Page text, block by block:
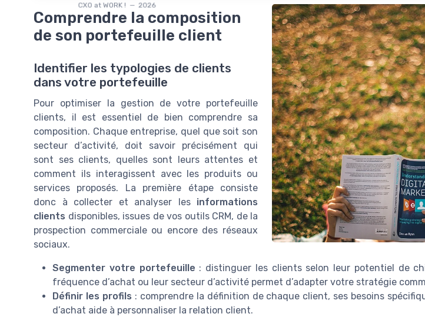
CXO at WORK ! — 2026
Comprendre la composition
de son portefeuille client
Identifier les typologies de clients
dans votre portefeuille
Pour optimiser la gestion de votre portefeuille
clients, il est essentiel de bien comprendre sa
composition. Chaque entreprise, quel que soit son
secteur d’activité, doit savoir précisément qui
sont ses clients, quelles sont leurs attentes et
comment ils interagissent avec les produits ou
services proposés. La première étape consiste
donc à collecter et analyser les informations
clients disponibles, issues de vos outils CRM, de la
prospection commerciale ou encore des réseaux
sociaux.
Segmenter votre portefeuille : distinguer les clients selon leur potentiel de
fréquence d’achat ou leur secteur d’activité permet d’adapter votre stratégie
Définir les profils : comprendre la définition de chaque client, ses besoins
d’achat aide à personnaliser la relation client.